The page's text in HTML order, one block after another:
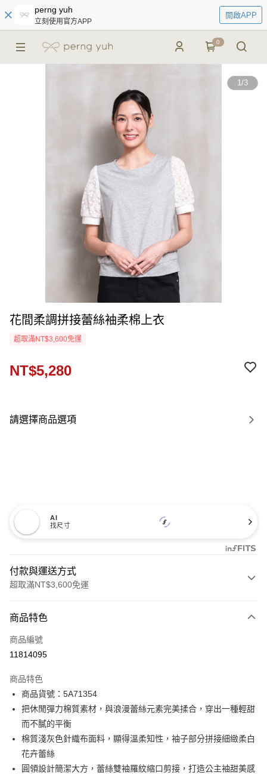
perng yuh
立刻使用官方APP
開啟APP
0
1/3
花間柔調拼接蕾絲袖柔棉上衣
超取滿NT$3,600免運
NT$5,280
請選擇商品選項
AI
找尺寸
付款與運送方式
超取滿NT$3,600免運
信用卡一次付款
信用卡分期付款
合作金庫商業銀行
華南商業銀行
上海商業儲蓄銀行
台北富邦商業銀行
國泰世華商業銀行
臺灣中小企業銀行
台中商業銀行
匯豐（台灣）商業銀行
聯邦商業銀行
元大商業銀行
永豐商業銀行
LINE Pay
Apple Pay
街口支付
AFTEE先享後付
相關說明
商品特色
商品編號
11814095
商品特色
商品貨號：5A71354
把休閒彈力棉質素材，與浪漫蕾絲元素完美揉合，穿出一種輕甜
而不膩的平衡
棉質淺灰色針織布面料，顯得溫柔知性，袖子部分拼接細緻柔白
花卉蕾絲
圓領設計簡潔大方，蕾絲雙袖羅紋縮口剪接，打造公主袖甜美感